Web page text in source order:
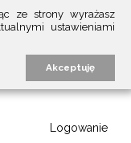
ze strony wyrażasz
ustawieniami
Akceptuję
Logowanie